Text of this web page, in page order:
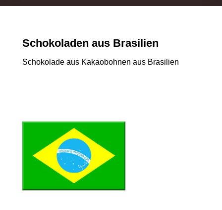
Schokoladen aus Brasilien
Schokolade aus Kakaobohnen aus Brasilien